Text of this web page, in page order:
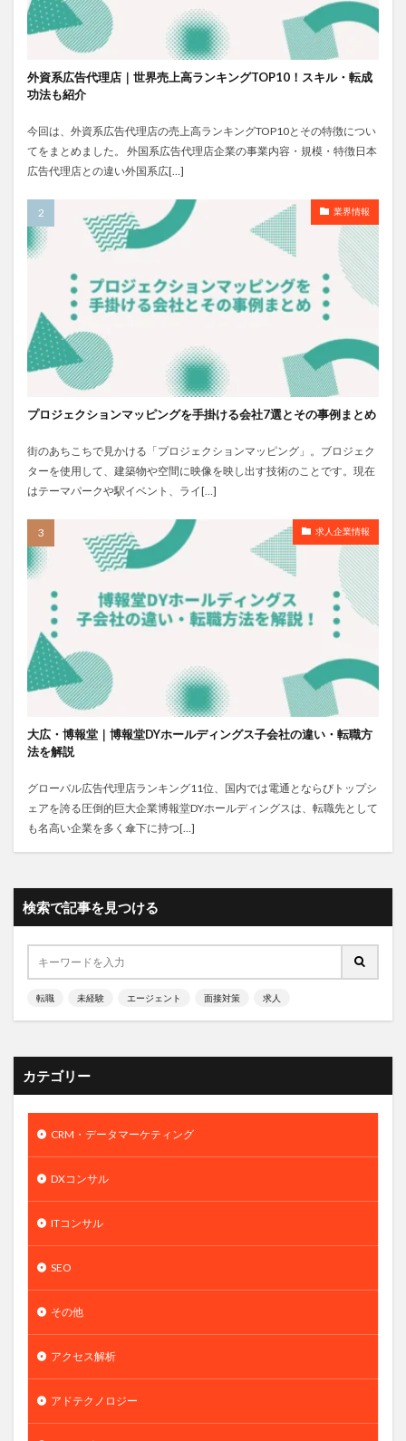
外資系広告代理店｜世界売上高ランキングTOP10！スキル・転成
功法も紹介
今回は、外資系広告代理店の売上高ランキングTOP10とその特徴につい
てをまとめました。 外国系広告代理店企業の事業内容・規模・特徴日本
広告代理店との違い外国系広[…]
業界情報
プロジェクションマッピングを手掛ける会社7選とその事例まとめ
街のあちこちで見かける「プロジェクションマッピング」。ブロジェク
ターを使用して、建築物や空間に映像を映し出す技術のことです。現在
はテーマパークや駅イベント、ライ[…]
求人企業情報
大広・博報堂｜博報堂DYホールディングス子会社の違い・転職方
法を解説
グローバル広告代理店ランキング11位、国内では電通とならびトップシ
ェアを誇る圧倒的巨大企業博報堂DYホールディングスは、転職先として
も名高い企業を多く傘下に持つ[…]
検索で記事を見つける
転職 未経験 エージェント 面接対策 求人
カテゴリー
CRM・データマーケティング
DXコンサル
ITコンサル
SEO
その他
アクセス解析
アドテクノロジー